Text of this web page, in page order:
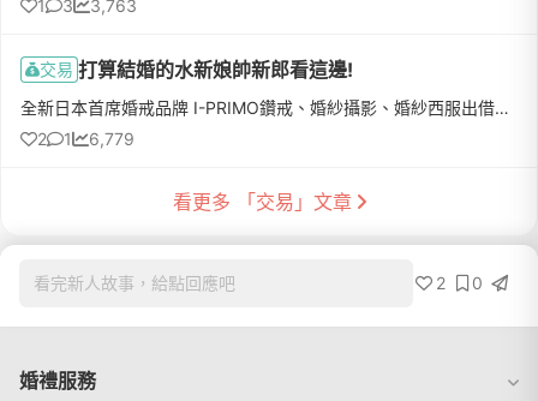
1
3 3,763
交易 打算結婚的水新娘帥新郎看這邊!
全新日本首席婚戒品牌 I-PRIMO鑽戒、婚紗攝影、婚紗西服出借、新娘秘書、婚禮攝影全包參考以下網址喔! 有誠意可以小談價格I-PRIMO 鑽戒 六爪 戒指鑲小鑽 日本第一品牌 / 鑽石/ 婚戒 / 承諾 / 八心八箭/ 忠孝旗艦店購...
2
1 6,779
看更多 「交易」文章
看完新人故事，給點回應吧 2 0
婚禮服務